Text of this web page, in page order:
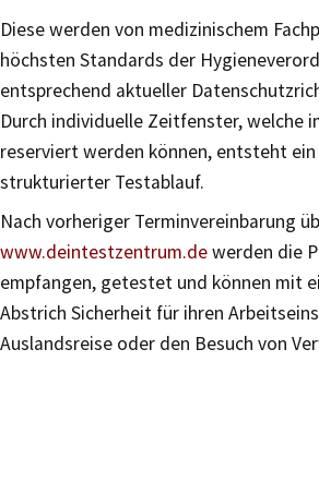
Diese werden von medizinischem
höchsten Standards der
entsprechend aktueller
Durch individuelle Zeitfenster, welche
reserviert werden können, entsteht
strukturierter Testablauf.
Nach vorheriger Terminvereinbarung
www.deintestzentrum.dewerden die
empfangen, getestet und können mit
Abstrich Sicherheit für ihren
Auslandsreise oder den Besuch von